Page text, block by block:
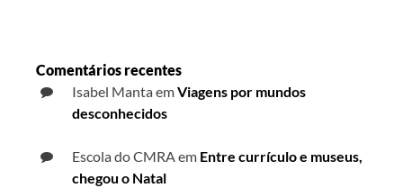
Comentários recentes
Isabel MantaemViagens por mundos
desconhecidos
Escola do CMRA em Entre currículo e museus,
chegou o Natal